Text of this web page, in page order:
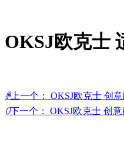
OKSJ欧克士
ꄴ上一个：
OKSJ欧克士 创
ꄲ下一个： OKSJ欧克士 创